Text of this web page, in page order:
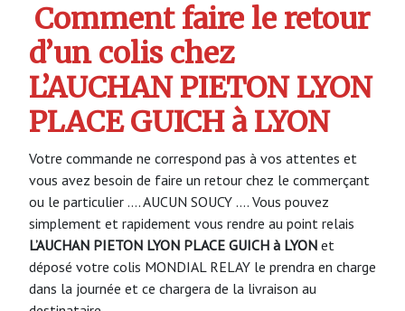
Comment faire le retour
d’un colis chez
L’AUCHAN PIETON LYON
PLACE GUICH à LYON
Votre commande ne correspond pas à vos attentes et
vous avez besoin de faire un retour chez le commerçant
ou le particulier …. AUCUN SOUCY …. Vous pouvez
simplement et rapidement vous rendre au point relais
L’AUCHAN PIETON LYON PLACE GUICH à LYON et
déposé votre colis MONDIAL RELAY le prendra en charge
dans la journée et ce chargera de la livraison au